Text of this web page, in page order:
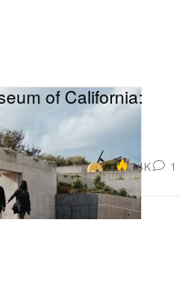
of California:
2.4K 1